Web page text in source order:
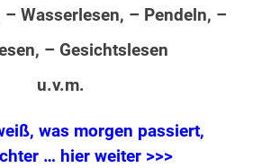
– Wasserlesen, – Pendeln, –
– Gesichtslesen
u.v.m.
was morgen passiert,
… hier weiter >>>